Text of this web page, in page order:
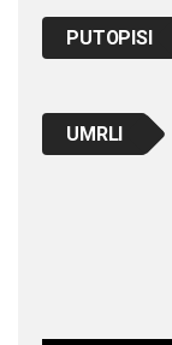
PUTOPISI
UMRLI